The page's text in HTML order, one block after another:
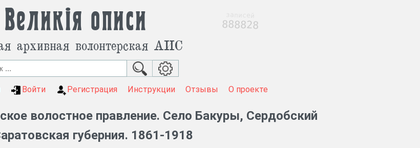
Великія описи
архивная волонтерская АИС
Войти Регистрация Инструкции Отзывы О проекте
волостное правление. Село Бакуры, Сердобский
губерния. 1861-1918
888828